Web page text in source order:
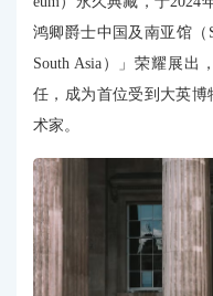
鸿卿爵士中国及南亚馆（
South Asia）」荣耀展
任，成为首位受到大英
术家。